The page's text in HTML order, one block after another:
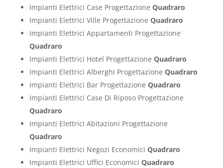
Impianti Elettrici Case Progettazione Quadraro
Impianti Elettrici Ville Progettazione Quadraro
Impianti Elettrici Appartamenti Progettazione
Quadraro
Impianti Elettrici Hotel Progettazione Quadraro
Impianti Elettrici Alberghi Progettazione Quadraro
Impianti Elettrici Bar Progettazione Quadraro
Impianti Elettrici Case Di Riposo Progettazione
Quadraro
Impianti Elettrici Abitazioni Progettazione
Quadraro
Impianti Elettrici Negozi Economici Quadraro
Impianti Elettrici Uffici Economici Quadraro